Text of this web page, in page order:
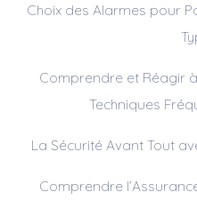
Choix des Alarmes pour
Comprendre et Réagir à
Techniques
La Sécurité Avant Tout
Comprendre